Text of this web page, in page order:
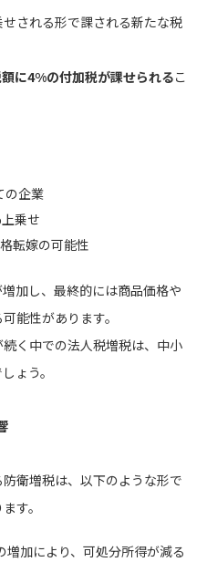
される形で課される新たな税
に4%の付加税が課せられるこ
の企業
乗せ
転嫁の可能性
加し、最終的には商品価格や
能性があります。
く中での法人税増税は、中小
ょう。
衛増税は、以下のような形で
す。
増加により、可処分所得が減る